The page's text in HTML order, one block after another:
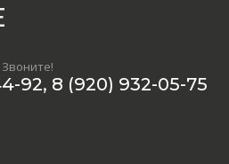
92, 8 (920) 932-05-75